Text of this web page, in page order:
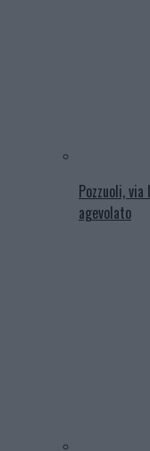
Pozzuoli,
agevolato